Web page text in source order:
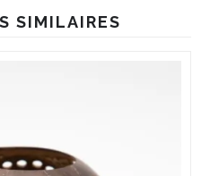
SIMILAIRES